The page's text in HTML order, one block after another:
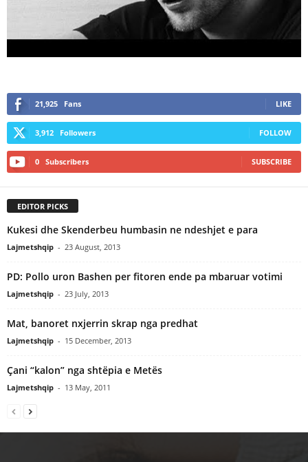
21,925 Fans LIKE
3,912 Followers FOLLOW
0 Subscribers SUBSCRIBE
EDITOR PICKS
Kukesi dhe Skenderbeu humbasin ne ndeshjet e para
Lajmetshqip - 23 August, 2013
PD: Pollo uron Bashen per fitoren ende pa mbaruar votimi
Lajmetshqip - 23 July, 2013
Mat, banoret nxjerrin skrap nga predhat
Lajmetshqip - 15 December, 2013
Çani “kalon” nga shtëpia e Metës
Lajmetshqip - 13 May, 2011